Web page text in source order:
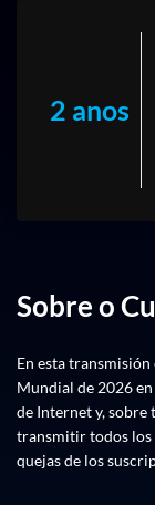
2 anos
Sobre o
En esta
Mundial de 2026
de Internet y, sobre
transmitir todos los
quejas de los